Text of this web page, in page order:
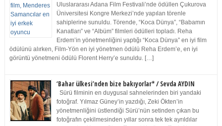
Uluslararası Adana Film Festivali’nde ödüllen Çukurova
Üniversitesi Kongre Merkezi’nde yapılan törenle
sahiplerine sunuldu. Törende, “Koca Dünya”, “Babamın
Kanatları” ve “Albüm” filmleri ödülleri topladı. Reha
Erdem’in yönetmenliğini yaptığı “Koca Dünya” en iyi film
ödülünü alırken, Film-Yön en iyi yönetmen ödülü Reha Erdem’e, en iyi
görüntü yönetmeni ödülü Florent Herry’e sunuldu. […]
‘Bahar ülkesi’nden bize bakıyorlar* / Sevda AYDIN
Sürü filminin en duygusal sahnelerinden biri yandaki
fotoğraf. Yılmaz Güney’in yazdığı, Zeki Ökten’in
yönetmenliğini üstlendiği Sürü’nün setinden çıkan bu
fotoğrafın çekilmesinden yıllar sonra tek tek ayrıldılar